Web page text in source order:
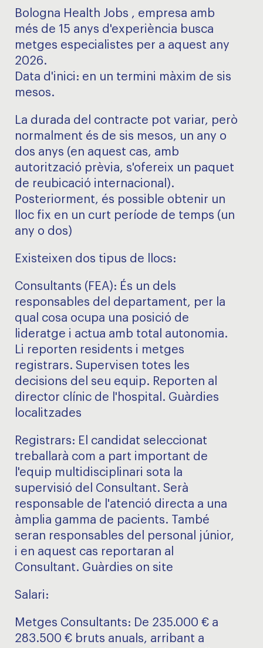
Bologna Health Jobs , empresa amb
més de 15 anys d'experiència busca
metges especialistes per a aquest any
2026.
Data d'inici: en un termini màxim de sis
mesos.
La durada del contracte pot variar, però
normalment és de sis mesos, un any o
dos anys (en aquest cas, amb
autorització prèvia, s'ofereix un paquet
de reubicació internacional).
Posteriorment, és possible obtenir un
lloc fix en un curt període de temps (un
any o dos)
Existeixen dos tipus de llocs:
Consultants (FEA): És un dels
responsables del departament, per la
qual cosa ocupa una posició de
lideratge i actua amb total autonomia.
Li reporten residents i metges
registrars. Supervisen totes les
decisions del seu equip. Reporten al
director clínic de l'hospital. Guàrdies
localitzades
Registrars: El candidat seleccionat
treballarà com a part important de
l'equip multidisciplinari sota la
supervisió del Consultant. Serà
responsable de l'atenció directa a una
àmplia gamma de pacients. També
seran responsables del personal júnior,
i en aquest cas reportaran al
Consultant. Guàrdies on site
Salari:
Metges Consultants: De 235.000 € a
283.500 € bruts anuals, arribant a